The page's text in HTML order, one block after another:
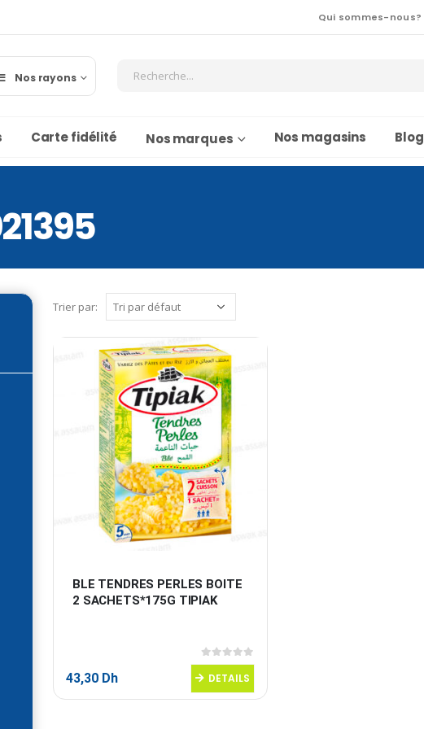
Qui sommes-nous?
Nos rayons
Carte fidélité Nos marques Nos magasins Blog
Trier par:
BLE TENDRES PERLES BOITE
2 SACHETS*175G TIPIAK
0sur 5
43,30 Dh DETAILS